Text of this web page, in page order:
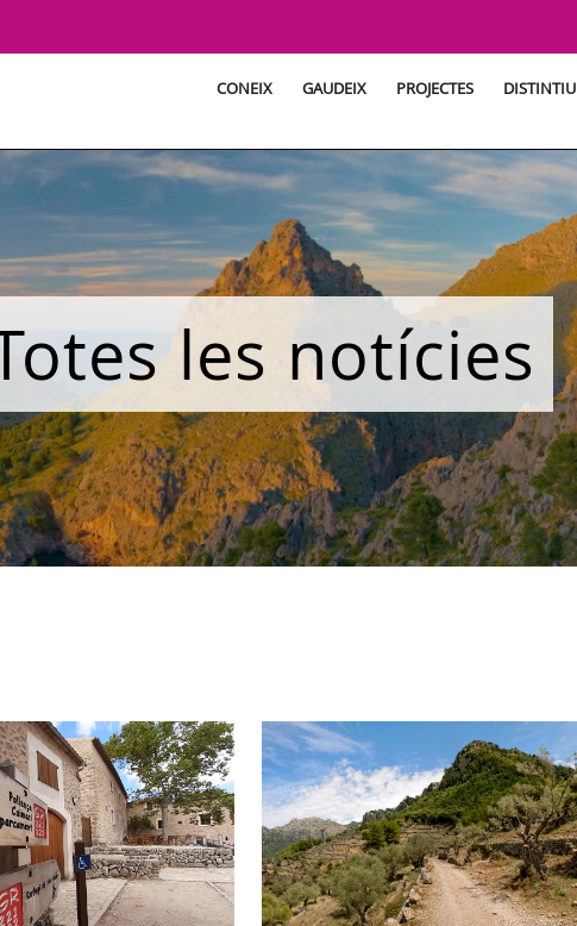
CONEIX GAUDEIX PROJECTES DISTINTIU
les notícies